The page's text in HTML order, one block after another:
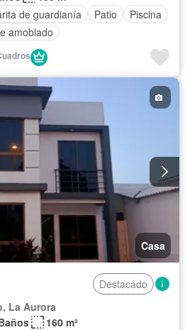
de guardianía Patio
Piscina
amoblado
Casa
Destacado
La Aurora
160 m²